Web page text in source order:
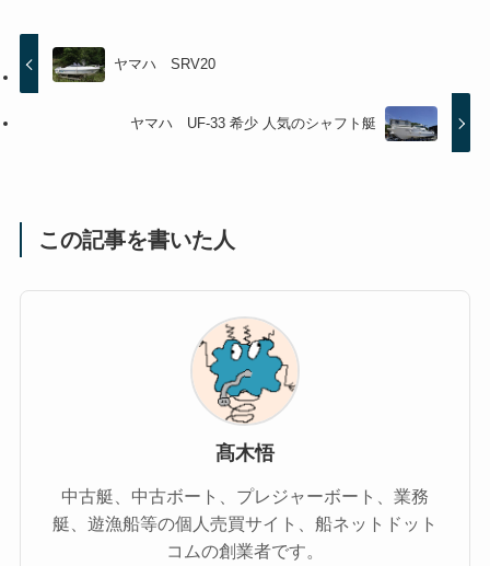
ヤマハ SRV20
ヤマハ UF-33 希少 人気のシャフト艇
この記事を書いた人
髙木悟
中古艇、中古ボート、プレジャーボート、業務
艇、遊漁船等の個人売買サイト、船ネットドット
コムの創業者です。